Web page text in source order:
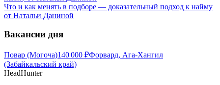
Что и как менять в подборе — доказательный подход к найму
от Натальи Даниной
Вакансии дня
Повар (Могоча)140 000 ₽Форвард, Ага-Хангил
(Забайкальский край)
HeadHunter